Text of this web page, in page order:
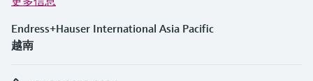
Endress+Hauser International Asia Pacific
越南